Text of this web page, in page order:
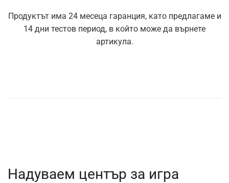
Продуктът има 24 месеца гаранция, като предлагаме и
14 дни тестов период, в който може да върнете
артикула.
Надуваем център за игра